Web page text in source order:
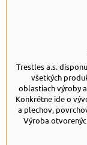
Trestles a.s.
všetkých
oblastiach výroby
Konkrétne ide o
a plechov,
Výroba